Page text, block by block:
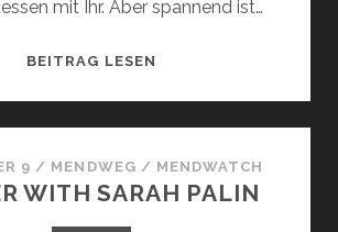
mit Ihr. Aber spannend ist…
BEITRAG LESEN
PART2
9 / MENDWEG / MENDWATCH
WITH SARAH PALIN